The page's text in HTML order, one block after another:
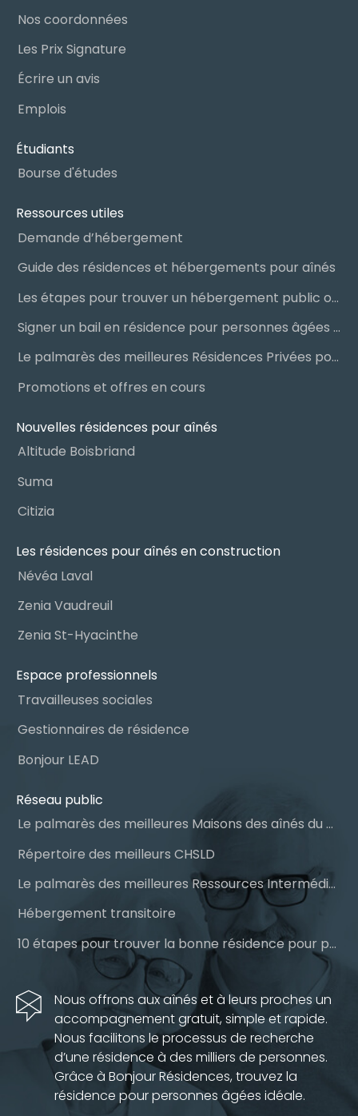
Nos coordonnées
Les Prix Signature
Écrire un avis
Emplois
Étudiants
Bourse d'études
Ressources utiles
Demande d’hébergement
Guide des résidences et hébergements pour aînés
Les étapes pour trouver un hébergement public ou privé
Signer un bail en résidence pour personnes âgées (RPA) : ce qu’il faut savoir
Le palmarès des meilleures Résidences Privées pour Aînés (RPA)
Promotions et offres en cours
Nouvelles résidences pour aînés
Altitude Boisbriand
Suma
Citizia
Les résidences pour aînés en construction
Névéa Laval
Zenia Vaudreuil
Zenia St-Hyacinthe
Espace professionnels
Travailleuses sociales
Gestionnaires de résidence
Bonjour LEAD
Réseau public
Le palmarès des meilleures Maisons des aînés du Québec
Répertoire des meilleurs CHSLD
Le palmarès des meilleures Ressources Intermédiaires (RI)
Hébergement transitoire
10 étapes pour trouver la bonne résidence pour personnes âgées
Nous offrons aux aînés et à leurs proches un
accompagnement gratuit, simple et rapide.
Nous facilitons le processus de recherche
d’une résidence à des milliers de personnes.
Grâce à Bonjour Résidences, trouvez la
résidence pour personnes âgées idéale.